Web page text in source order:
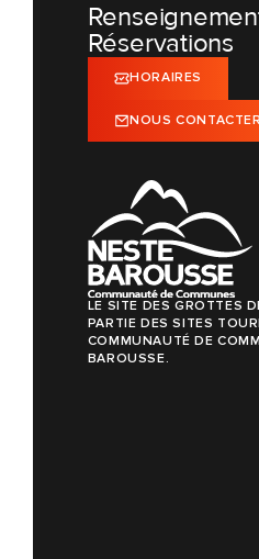
Réservations
HORAIRES
NOUS CONTACTER
LE SITE DES GROTTES
PARTIE DES SITES
COMMUNAUTÉ DE
BAROUSSE.